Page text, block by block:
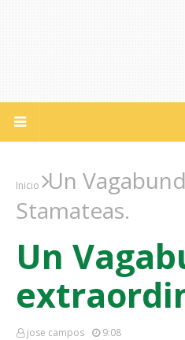
Inicio
Un
Stamateas.
Un
jose campos 9:08